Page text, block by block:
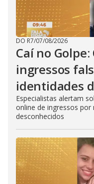
DO R7/07/08/2026
Caí no
ingressos
identidades
Especialistas alertam
online de ingressos
desconhecidos